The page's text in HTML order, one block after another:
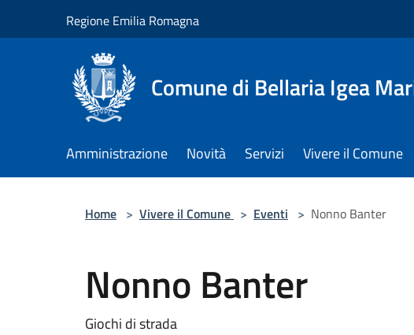
Regione Emilia Romagna
Comune di Bellaria Igea
Amministrazione Novità Servizi Vivere il Comune
Home > Vivere il Comune > Eventi > Nonno Banter
Nonno Banter
Giochi di strada